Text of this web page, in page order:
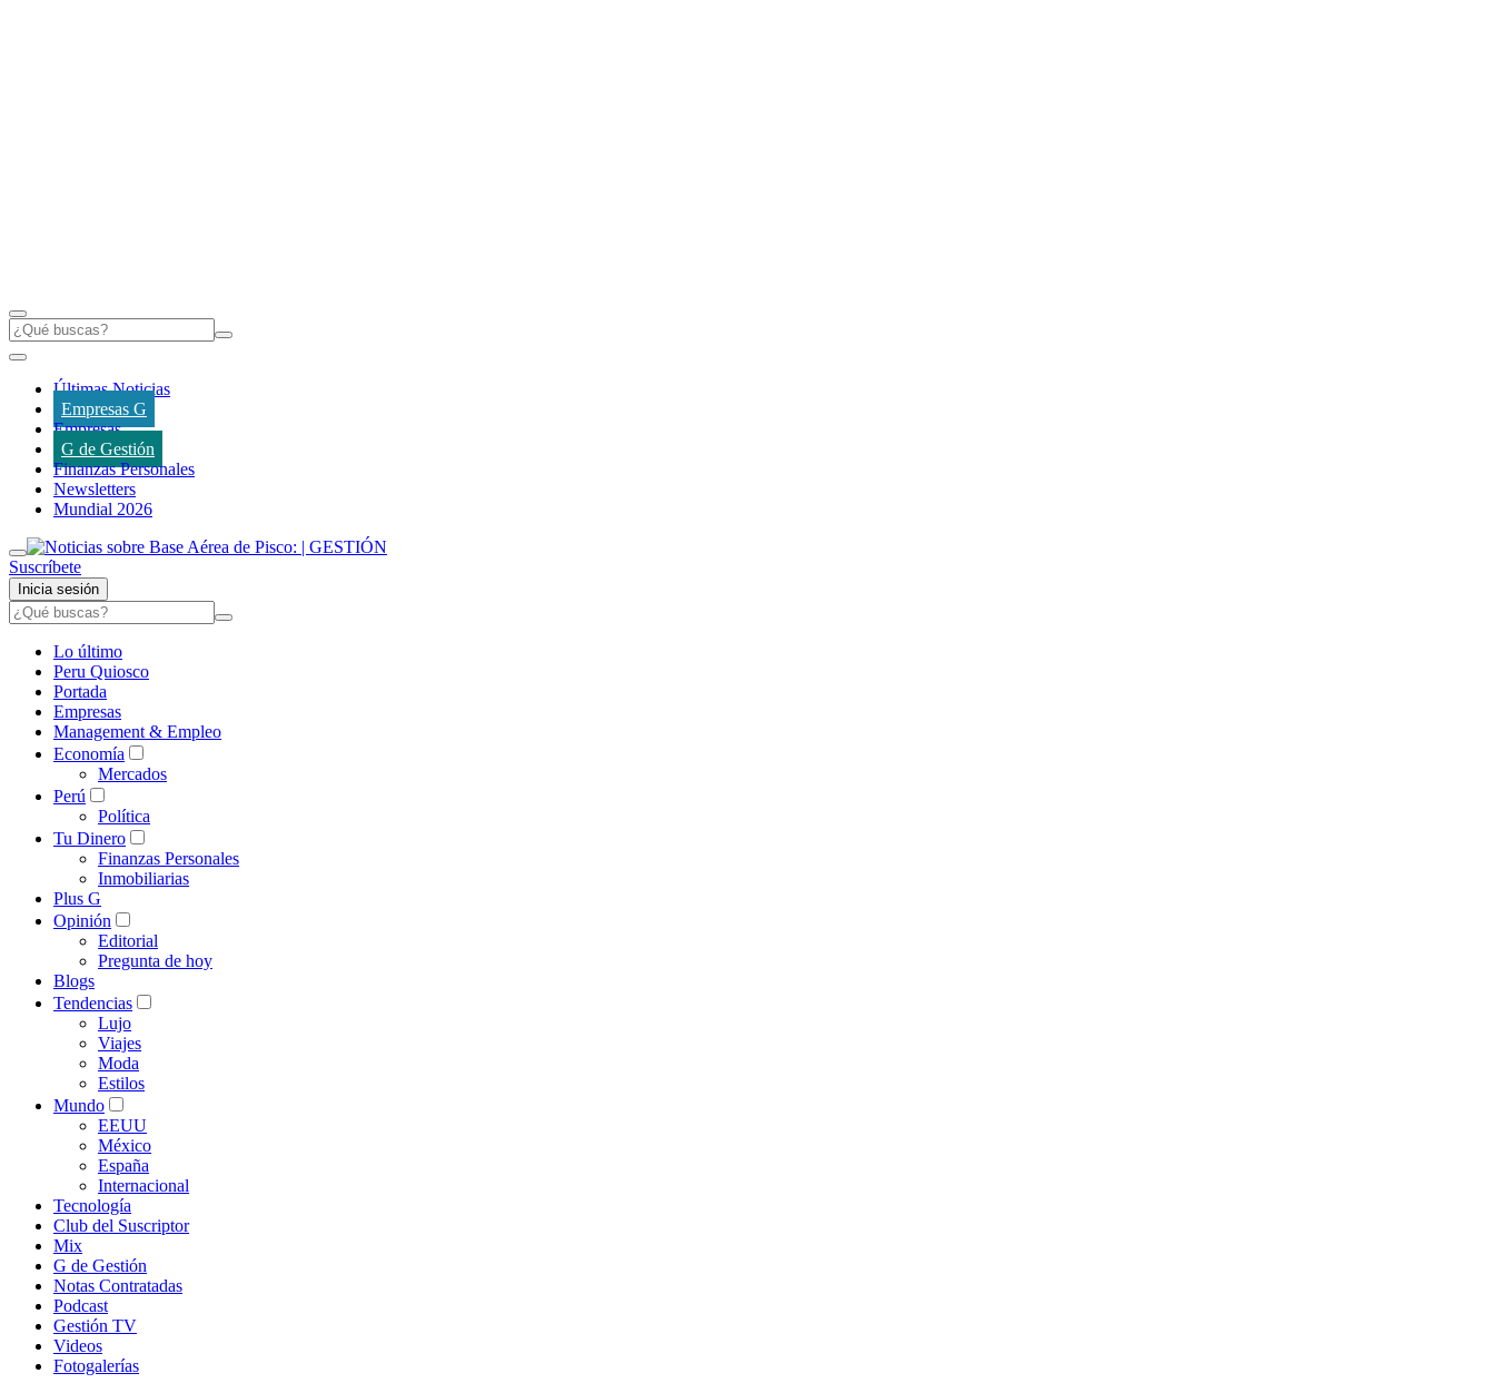
Últimas Noticias
Empresas G
Empresas
G de Gestión
Finanzas Personales
Newsletters
Mundial 2026
Suscríbete
Inicia sesión
Lo último
Peru Quiosco
Portada
Empresas
Management & Empleo
Economía
Mercados
Perú
Política
Tu Dinero
Finanzas Personales
Inmobiliarias
Plus G
Opinión
Editorial
Pregunta de hoy
Blogs
Tendencias
Lujo
Viajes
Moda
Estilos
Mundo
EEUU
México
España
Internacional
Tecnología
Club del Suscriptor
Mix
G de Gestión
Notas Contratadas
Podcast
Gestión TV
Videos
Fotogalerías